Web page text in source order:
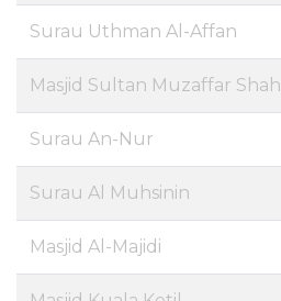
Surau Uthman Al-Affan
Masjid Sultan Muzaffar Shah
Surau An-Nur
Surau Al Muhsinin
Masjid Al-Majidi